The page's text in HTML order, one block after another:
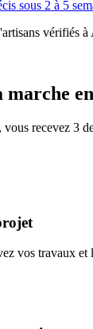
sous 2 à 5
vérifiés à
marche
vous recevez 3
vos travaux et